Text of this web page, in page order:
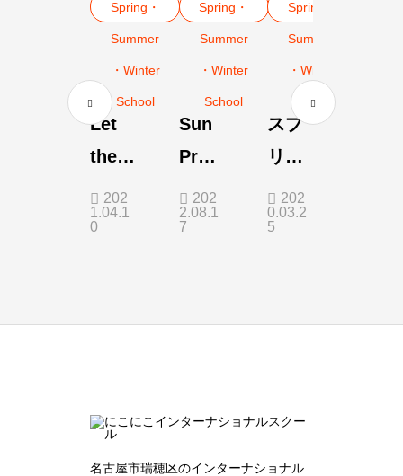
Spring・
Summer
・Winter
School
Let
them
DO
THE
202
1.04.1
0
Spring・
Summer
・Winter
School
Sun
Proje
ct202
2.08.1
7
Spring・
Summer
・Winter
School
スプ
リン
グス
クー
202
0.03.2
5
名古屋市瑞穂区のインターナショナル